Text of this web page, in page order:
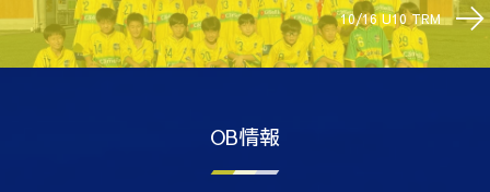
10/16 U10 TRM
OB情報